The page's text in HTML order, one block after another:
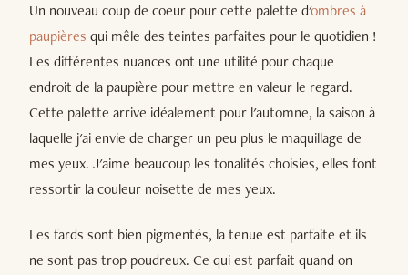
Un nouveau coup de coeur pour cette palette d'ombres à
paupières qui mêle des teintes parfaites pour le quotidien !
Les différentes nuances ont une utilité pour chaque
endroit de la paupière pour mettre en valeur le regard.
Cette palette arrive idéalement pour l'automne, la saison à
laquelle j'ai envie de charger un peu plus le maquillage de
mes yeux. J'aime beaucoup les tonalités choisies, elles font
ressortir la couleur noisette de mes yeux.
Les fards sont bien pigmentés, la tenue est parfaite et ils
ne sont pas trop poudreux. Ce qui est parfait quand on